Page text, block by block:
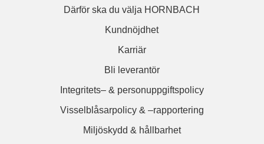
Därför ska du välja HORNBACH
Kundnöjdhet
Karriär
Bli leverantör
Integritets– & personuppgiftspolicy
Visselblåsarpolicy & –rapportering
Miljöskydd & hållbarhet